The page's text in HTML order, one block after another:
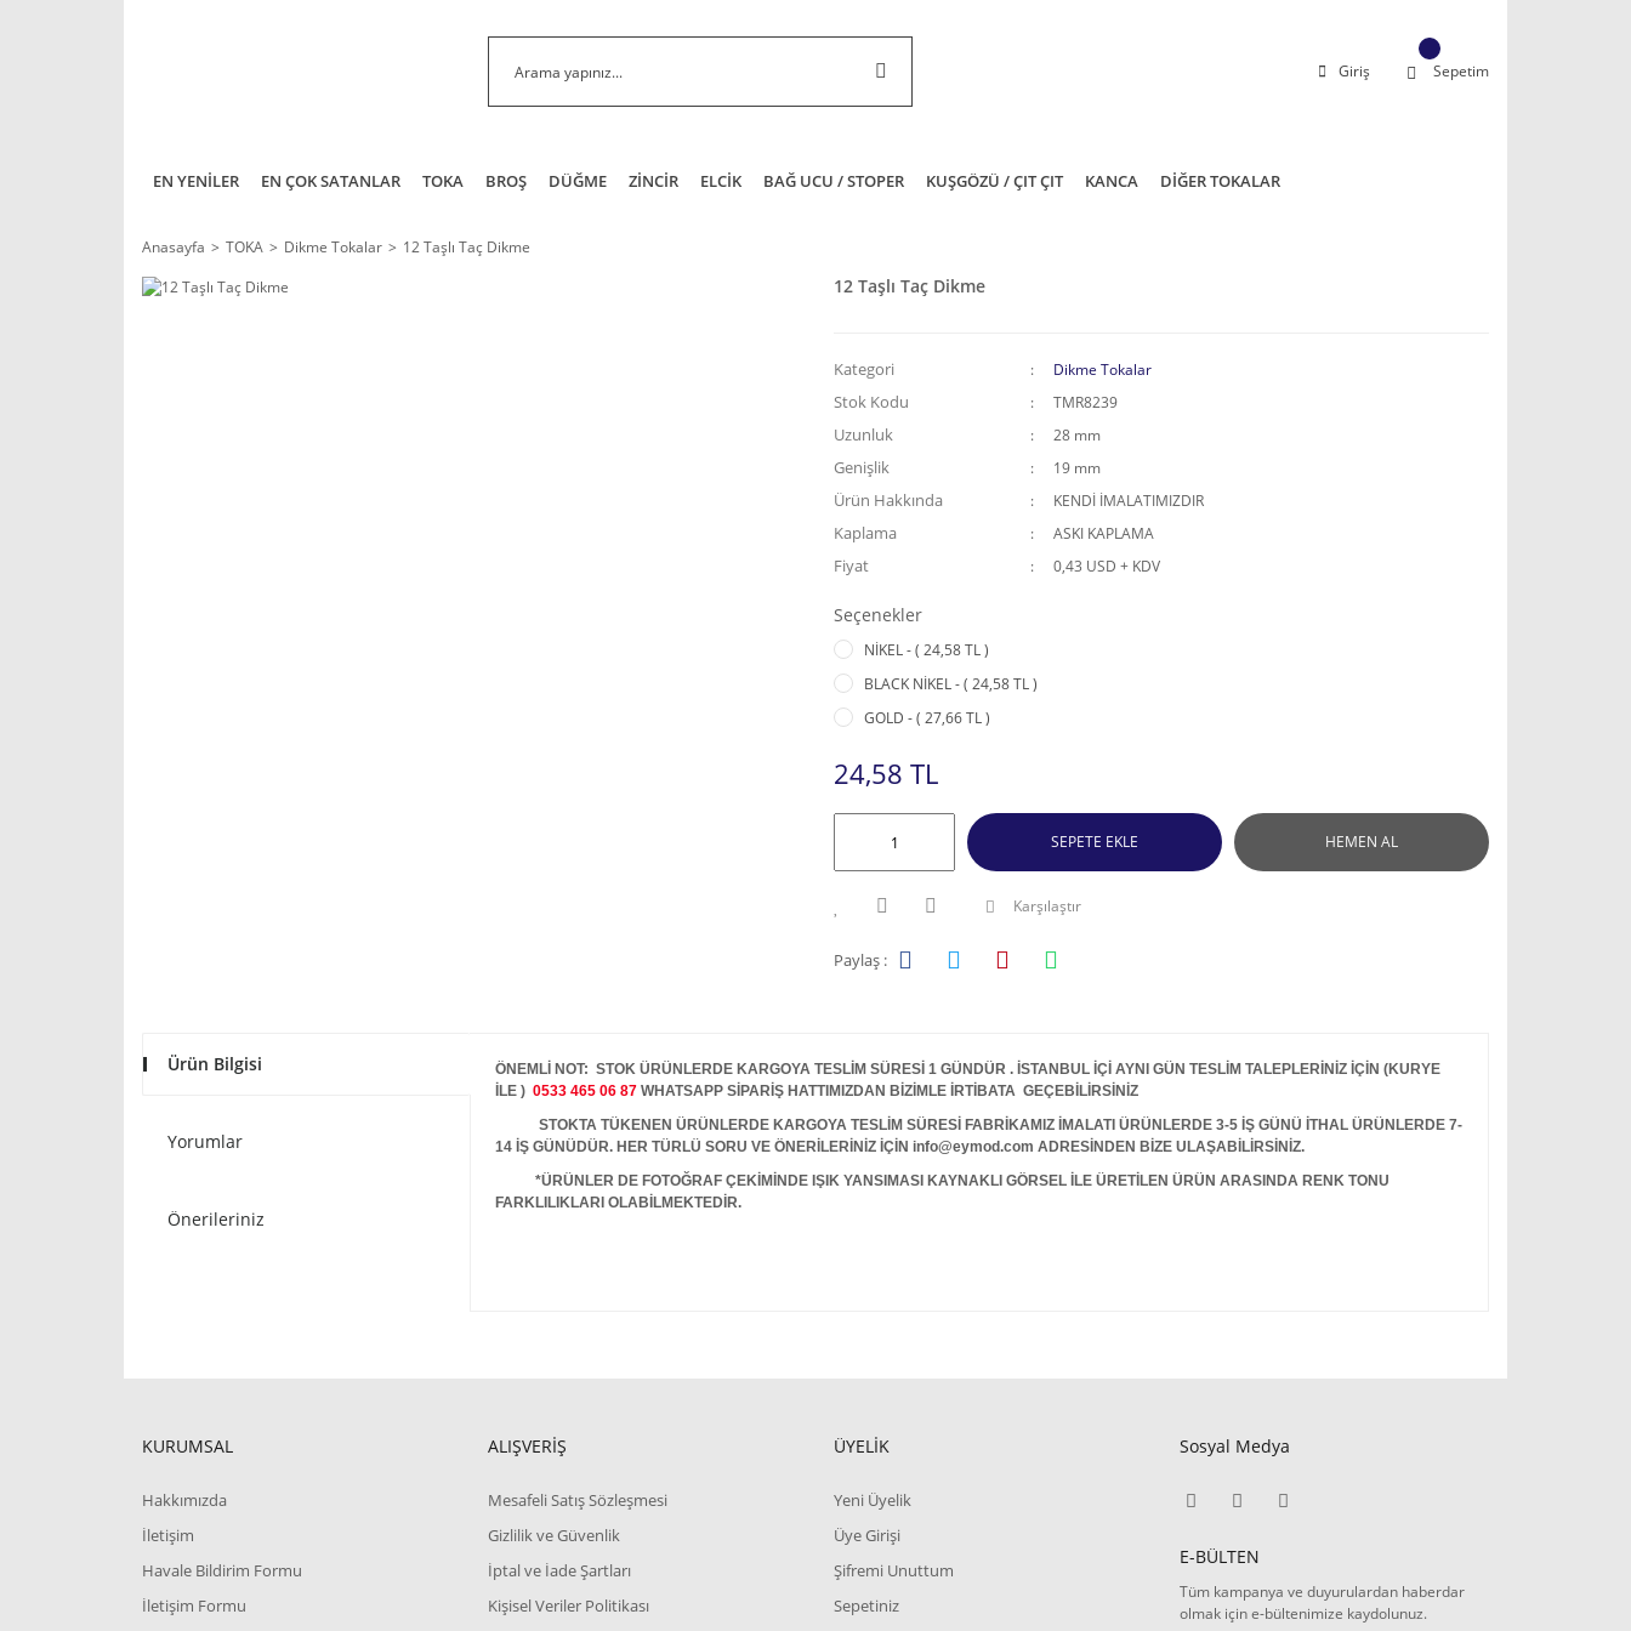
Giriş Sepetim
EN YENİLER EN ÇOK SATANLAR TOKA BROŞ DÜĞME ZİNCİR ELCİK BAĞ UCU / STOPER KUŞGÖZÜ / ÇIT ÇIT KANCA DİĞER TOKALAR
Anasayfa TOKA Dikme Tokalar 12 Taşlı Taç Dikme
12 Taşlı Taç Dikme
Kategori Dikme Tokalar
Stok Kodu TMR8239
Uzunluk 28 mm
Genişlik 19 mm
Ürün Hakkında KENDİ İMALATIMIZDIR
Kaplama ASKI KAPLAMA
Fiyat 0,43 USD + KDV
Seçenekler
NİKEL - ( 24,58 TL )
BLACK NİKEL - ( 24,58 TL )
GOLD - ( 27,66 TL )
24,58 TL
SEPETE EKLE HEMEN AL
Karşılaştır
Paylaş :
Ürün Bilgisi
Yorumlar
Önerileriniz
ÖNEMLİ NOT: STOK ÜRÜNLERDE KARGOYA TESLİM SÜRESİ 1 GÜNDÜR . İSTANBUL İÇİ AYNI GÜN TESLİM TALEPLERİNİZ İÇİN (KURYE
İLE ) 0533 465 06 87 WHATSAPP SİPARİŞ HATTIMIZDAN BİZİMLE İRTİBATA GEÇEBİLİRSİNİZ
STOKTA TÜKENEN ÜRÜNLERDE KARGOYA TESLİM SÜRESİ FABRİKAMIZ İMALATI ÜRÜNLERDE 3-5 İŞ GÜNÜ İTHAL ÜRÜNLERDE 7-
14 İŞ GÜNÜDÜR. HER TÜRLÜ SORU VE ÖNERİLERİNİZ İÇİN info@eymod.com ADRESİNDEN BİZE ULAŞABİLİRSİNİZ.
*ÜRÜNLER DE FOTOĞRAF ÇEKİMİNDE IŞIK YANSIMASI KAYNAKLI GÖRSEL İLE ÜRETİLEN ÜRÜN ARASINDA RENK TONU
FARKLILIKLARI OLABİLMEKTEDİR.
KURUMSAL
Hakkımızda
İletişim
Havale Bildirim Formu
İletişim Formu
ALIŞVERİŞ
Mesafeli Satış Sözleşmesi
Gizlilik ve Güvenlik
İptal ve İade Şartları
Kişisel Veriler Politikası
ÜYELİK
Yeni Üyelik
Üye Girişi
Şifremi Unuttum
Sepetiniz
Sosyal Medya
E-BÜLTEN
Tüm kampanya ve duyurulardan haberdar
olmak için e-bültenimize kaydolunuz.